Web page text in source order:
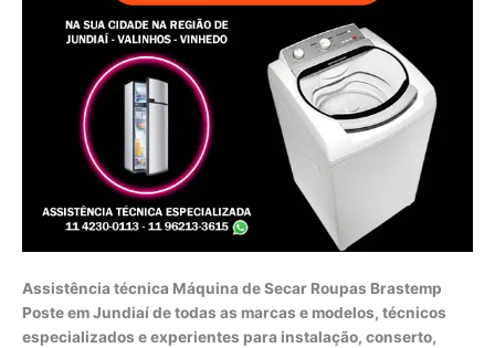
Assistência técnica Máquina de Secar Roupas Brastemp
Poste em Jundiaí de todas as marcas e modelos, técnicos
especializados e experientes para instalação, conserto,